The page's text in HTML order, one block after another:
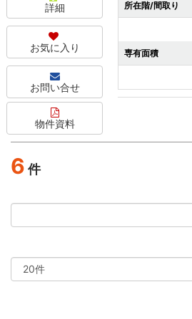
詳細
お気に入り
お問い合せ
物件資料
所在階/間取り
専有面積
6 件